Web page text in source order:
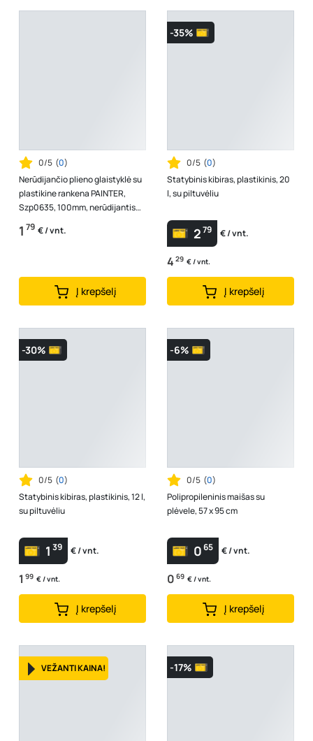
0/5 (0)
Nerūdijančio plieno glaistyklė su
plastikine rankena PAINTER,
Szp0635, 100mm, nerūdijantis
plienas, plastikinė rankena
1 79 € / vnt.
Į krepšelį
-35%
0/5 (0)
Statybinis kibiras, plastikinis, 20
l, su piltuvėliu
279 € / vnt.
4 29 € / vnt.
Į krepšelį
-30%
0/5 (0)
Statybinis kibiras, plastikinis, 12 l,
su piltuvėliu
1 39 € / vnt.
1 99 € / vnt.
Į krepšelį
-6%
0/5 (0)
Polipropileninis maišas su
plėvele, 57 x 95 cm
065 € / vnt.
0 69 € / vnt.
Į krepšelį
VEŽANTI KAINA! -17%